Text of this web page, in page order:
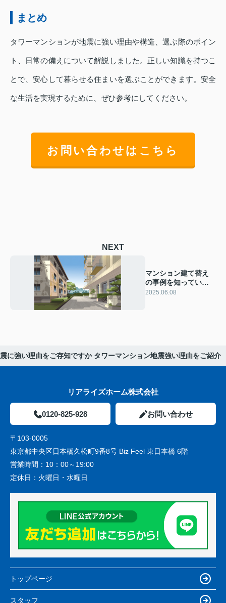
まとめ
タワーマンションが地震に強い理由や構造、選ぶ際のポイン
ト、日常の備えについて解説しました。正しい知識を持つこ
とで、安心して暮らせる住まいを選ぶことができます。安全
な生活を実現するために、ぜひ参考にしてください。
お問い合わせはこちら
NEXT
マンション建て替え
の事例を知っていま
すか マンション建て
2025.06.08
に強い理由をご存知ですか タワーマンション地震強い理由をご紹介
リアライズホーム株式会社
0120-825-928 お問い合わせ
〒103-0005
東京都中央区日本橋久松町9番8号 Biz Feel 東日本橋 6階
営業時間： 10：00～19:00
定休日： 火曜日・水曜日
トップページ
スタッフ